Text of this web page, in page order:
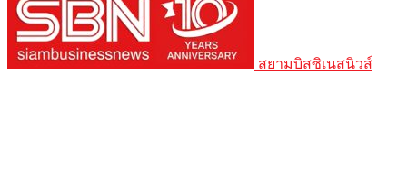
สยามบิสซิเนสนิวส์